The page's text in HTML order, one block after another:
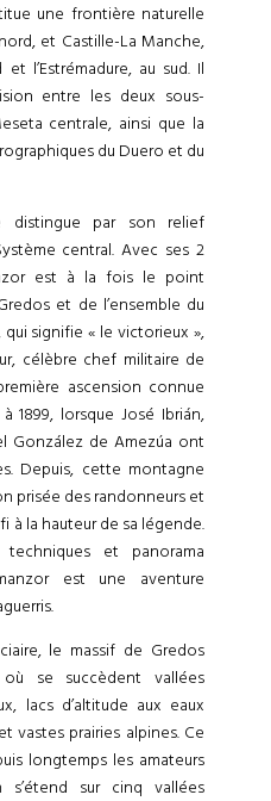
une frontière naturelle
et Castille-La Manche,
l’Estrémadure, au sud. Il
entre les deux sous-
centrale, ainsi que la
du Duero et du
distingue par son relief
central. Avec ses 2
est à la fois le point
et de l’ensemble du
signifie « le victorieux »,
célèbre chef militaire de
ascension connue
1899, lorsque José Ibrián,
González de Amezúa ont
Depuis, cette montagne
prisée des randonneurs et
à la hauteur de sa légende.
et panorama
est une aventure
le massif de Gredos
se succèdent vallées
lacs d’altitude aux eaux
vastes prairies alpines. Ce
longtemps les amateurs
sur cinq vallées